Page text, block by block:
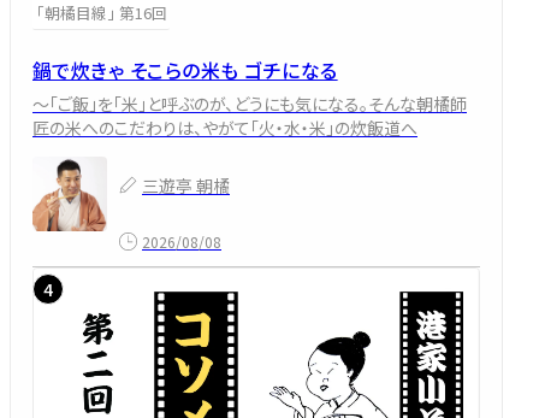
「朝橘目線」 第16回
鍋で炊きゃ そこらの米も ゴチになる
～「ご飯」を「米」と呼ぶのが、どうにも気になる。そんな朝橘師
匠の米へのこだわりは、やがて「火・水・米」の炊飯道へ
三遊亭 朝橘
2026/08/08